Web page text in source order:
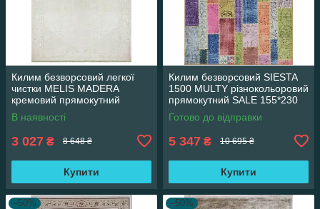
Килим безворсовий легкої
чистки MELIS MADERA
кремовий прямокутний
160*230 см
В наявності
3 027 ₴ 8 648 ₴
Купити
Килим безворсовий SIESTA
1500 MULTY різнокольоровий
прямокутний SALE 155*230
см
Готово до відправки
5 347 ₴ 10 695 ₴
Купити
–50% –50%